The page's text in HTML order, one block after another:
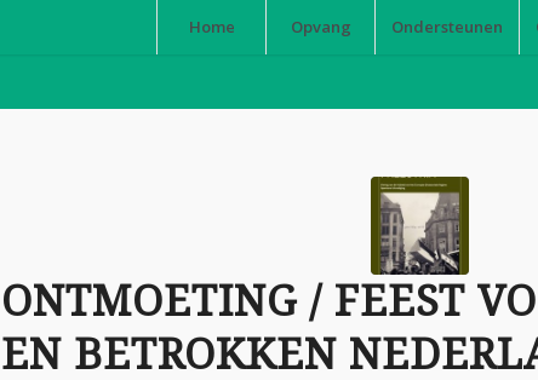
Home Opvang Ondersteunen
ONTMOETING / FEEST
EN BETROKKEN